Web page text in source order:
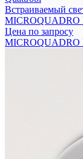
Встраиваемый
MICROQUADRO
Цена по запросу
MICROQUADRO